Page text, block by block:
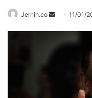
Jernih.co
Send11/01/